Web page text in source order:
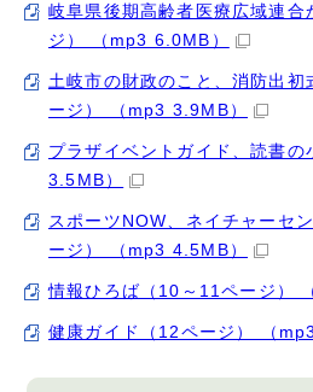
岐阜県後期高齢者医療広域連合
ジ） （mp3 6.0MB）
土岐市の財政のこと、消防出
ージ） （mp3 3.9MB）
プラザイベントガイド、読書
3.5MB）
スポーツNOW、ネイチャーセ
ージ） （mp3 4.5MB）
情報ひろば（10～11ページ）
健康ガイド（12ページ） （